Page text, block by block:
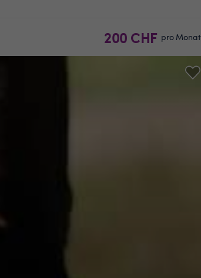
200 CHF pro Monat